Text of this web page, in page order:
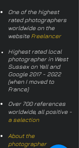
One of the highest
rated photographers
worldwide on the
website Freelancer
Highest rated local
photographer in West
Sussex on Yell and
Google 2017 - 2022
(when I moved to
France)
Over 700 references
worldwide, all positive -
a selection
About the
photographer